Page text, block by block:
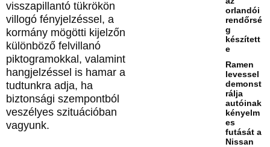
visszapillantó tükrökön
villogó fényjelzéssel, a
kormány mögötti kijelzőn
különböző felvillanó
piktogramokkal, valamint
hangjelzéssel is hamar a
tudtunkra adja, ha
biztonsági szempontból
veszélyes szituációban
vagyunk.
orlandói
rendőrsé
g
készített
e
Ramen
levessel
demonst
rálja
autóinak
kényelm
es
futását a
Nissan